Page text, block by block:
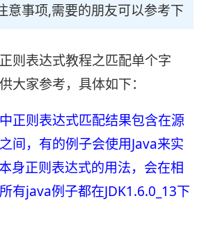
意事项,需要的朋友可以参考下
则表达式教程之匹配单个字
大家参考，具体如下：
正则表达式匹配结果包含在源
之间，有的例子会使用Java来实
身正则表达式的用法，会在相
有java例子都在JDK1.6.0_13下